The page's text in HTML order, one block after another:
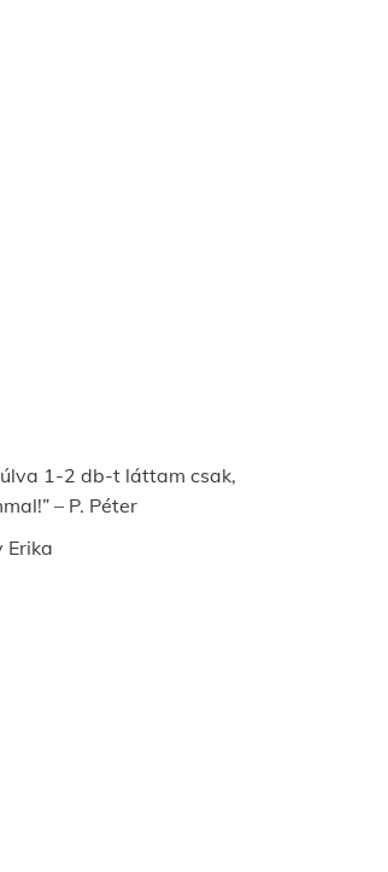
1-2 db-t láttam csak,
– P. Péter
Erika